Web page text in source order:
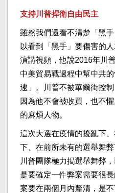
支持川普捍衛自由民主
雖然我們還看不清楚「黑
以看到「黑手」要傷害的
演講視頻，他說2016年川
中美貿易戰過程中幫中共
逮」。川普不被華爾街控
因為他不會被收買，也不
的麻煩人物。
這次大選在疫情的擾亂下
下、在前所未有的選舉舞
川普團隊極力揭選舉舞弊
是要確定一件弊案需要很
案要在兩個月內釐清，是